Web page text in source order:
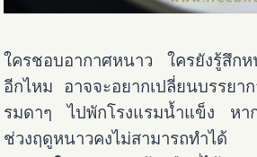
ใครชอบอากาศหนาว ใครยังรู้สึก
อีกไหม อาจจะอยากเปลี่ยนบรรยา
รมดาๆ ไปพักโรงแรมน้ำแข็ง หา
ช่วงฤดูหนาวคงไม่สามารถทำไ